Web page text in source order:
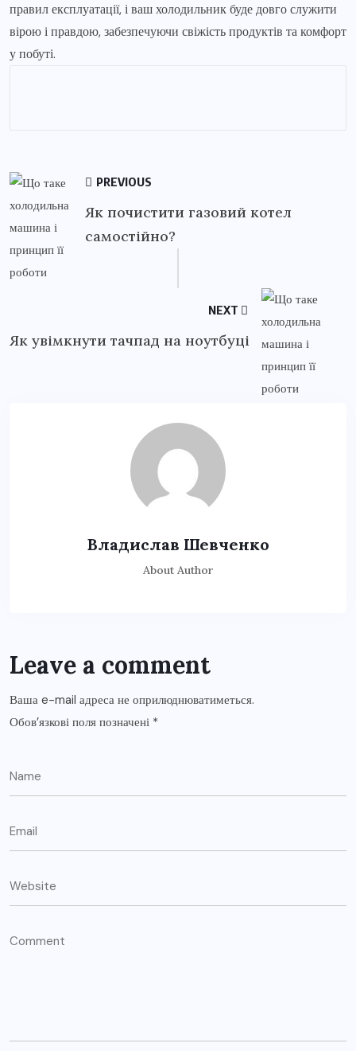
правил експлуатації, і ваш холодильник буде довго служити
вірою і правдою, забезпечуючи свіжість продуктів та комфорт
у побуті.
PREVIOUS
Як почистити газовий котел
cамостійно?
NEXT
Як увімкнути тачпад на ноутбуці
Владислав Шевченко
About Author
Leave a comment
Ваша e-mail адреса не оприлюднюватиметься.
Обов’язкові поля позначені *